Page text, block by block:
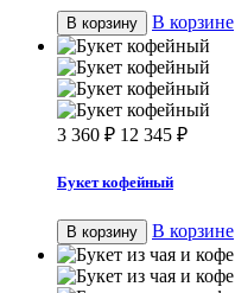
В корзину В корзине
3 360 ₽ 12 345 ₽
Букет кофейный
В корзину В корзине